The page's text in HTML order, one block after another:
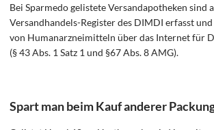
Bei Sparmedo gelistete Versandapotheken sind
Versandhandels-Register des DIMDI erfasst
von Humanarzneimitteln über das Internet für
(§ 43 Abs. 1 Satz 1 und §67 Abs. 8 AMG).
Spart man beim Kauf anderer